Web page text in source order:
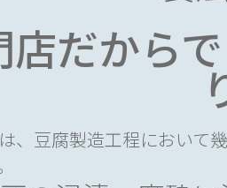
豆である為、
変不安定です
乾燥大豆に仕
ただいており
遊離塩
クフィルター
トリハ
重金属
の高分
す。上
水のミ
を除く
を除く
店だから
、豆腐製造工程において